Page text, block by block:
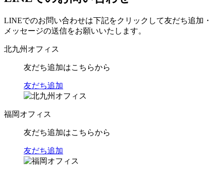
LINEでのお問い合わせは下記をクリックして友だち追加・
メッセージの送信をお願いいたします。
北九州オフィス
友だち追加はこちらから
友だち追加
福岡オフィス
友だち追加はこちらから
友だち追加